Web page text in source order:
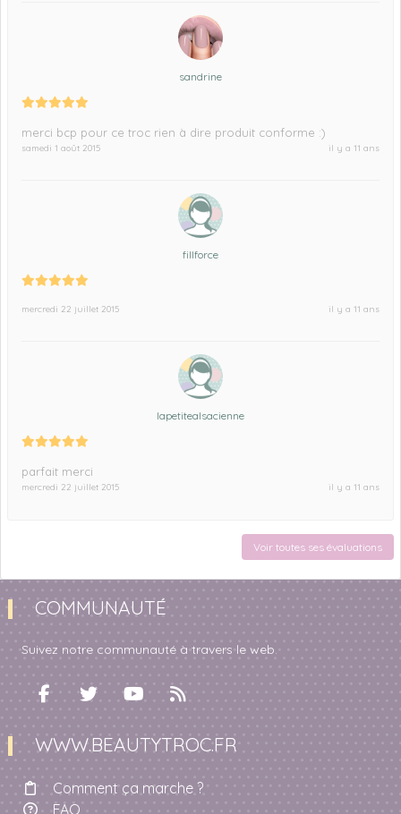
sandrine
merci bcp pour ce troc rien à dire produit conforme :)
samedi 1 août 2015 il y a 11 ans
fillforce
mercredi 22 juillet 2015 il y a 11 ans
lapetitealsacienne
parfait merci
mercredi 22 juillet 2015 il y a 11 ans
Voir toutes ses évaluations
COMMUNAUTÉ
Suivez notre communauté à travers le web.
WWW.BEAUTYTROC.FR
Comment ça marche ?
FAQ